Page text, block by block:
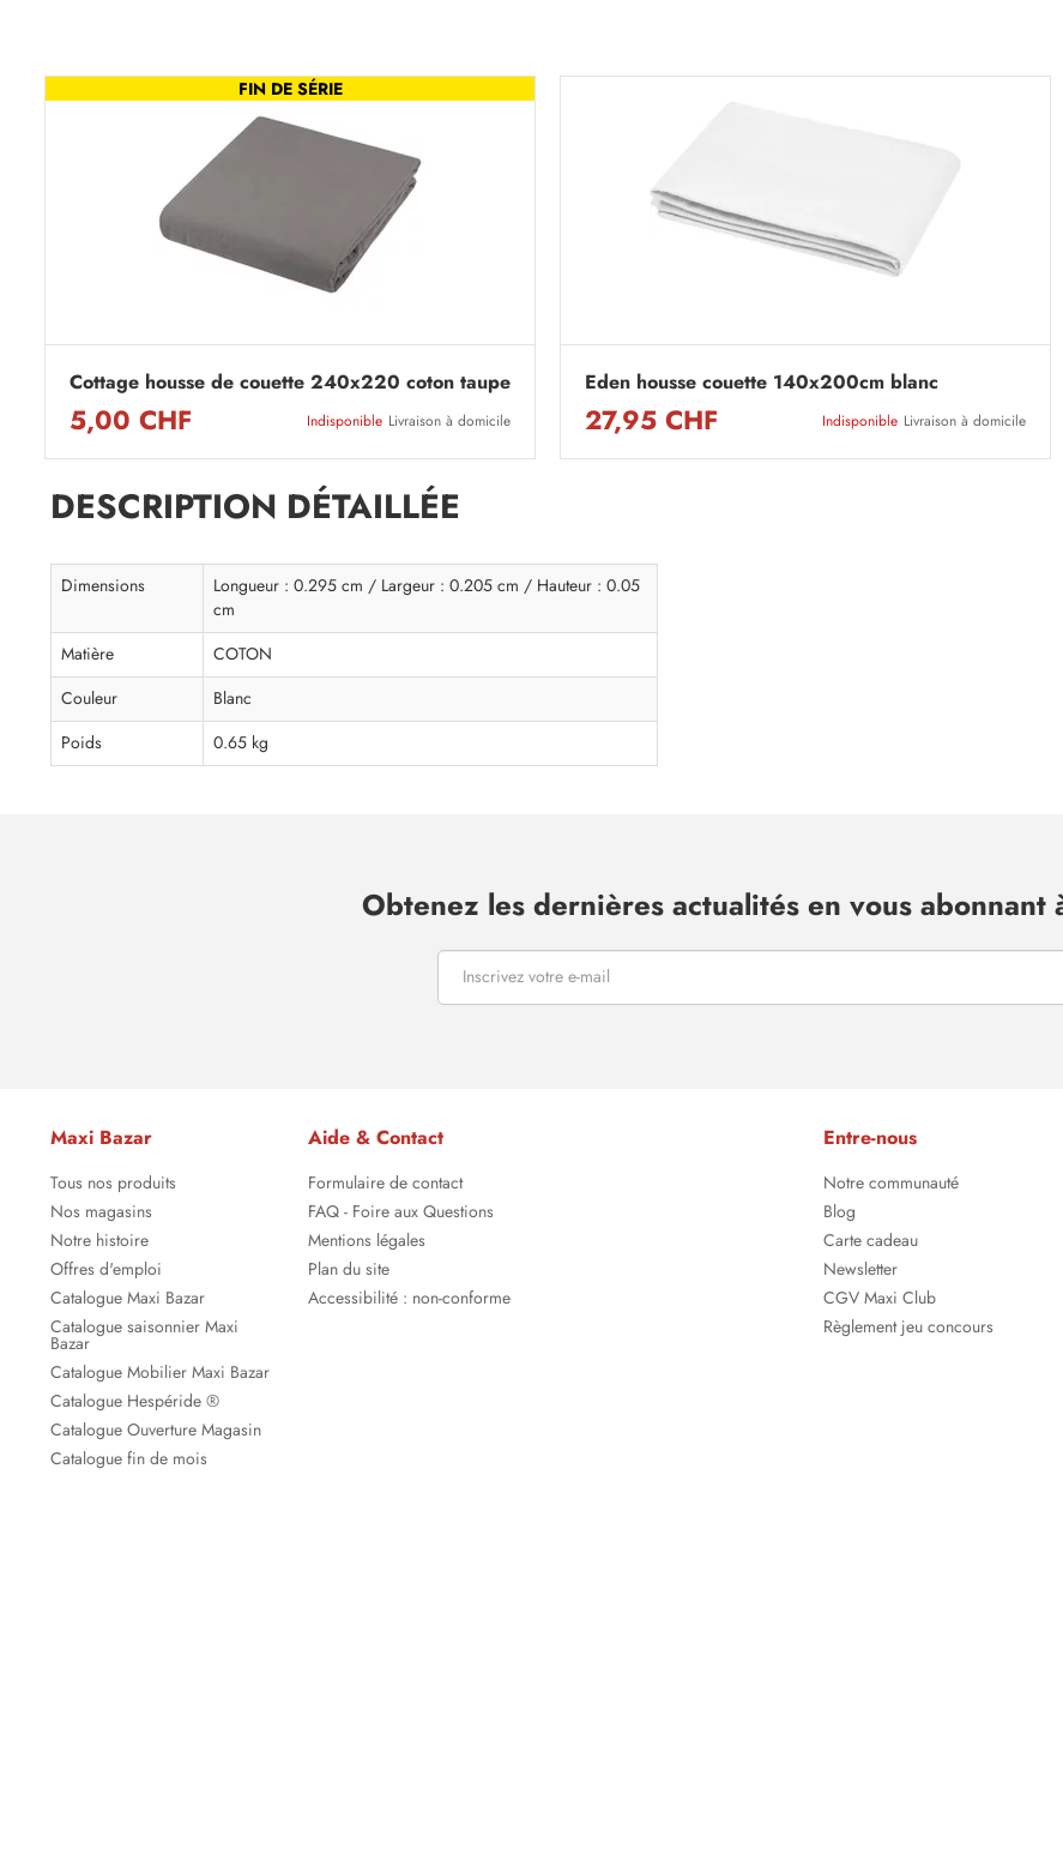
FIN DE SÉRIE
Cottage housse de couette 240x220 coton taupe
5,00 CHF Indisponible Livraison à domicile
Eden housse couette 140x200cm blanc
27,95 CHF Indisponible Livraison à domicile
DESCRIPTION DÉTAILLÉE
Dimensions
Longueur : 0.295 cm / Largeur : 0.205 cm / Hauteur : 0.05
cm
Matière
COTON
Couleur
Blanc
Poids
0.65 kg
Obtenez les dernières actualités en vous abonnant
Maxi Bazar
Tous nos produits
Nos magasins
Notre histoire
Offres d'emploi
Catalogue Maxi Bazar
Catalogue saisonnier Maxi
Bazar
Catalogue Mobilier Maxi Bazar
Catalogue Hespéride ®
Catalogue Ouverture Magasin
Catalogue fin de mois
Aide & Contact
Formulaire de contact
FAQ - Foire aux Questions
Mentions légales
Plan du site
Accessibilité : non-conforme
Entre-nous
Notre communauté
Blog
Carte cadeau
Newsletter
CGV Maxi Club
Règlement jeu concours